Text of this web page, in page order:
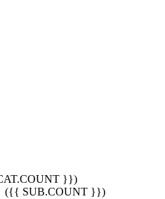
}})
({{ SUB.COUNT }})